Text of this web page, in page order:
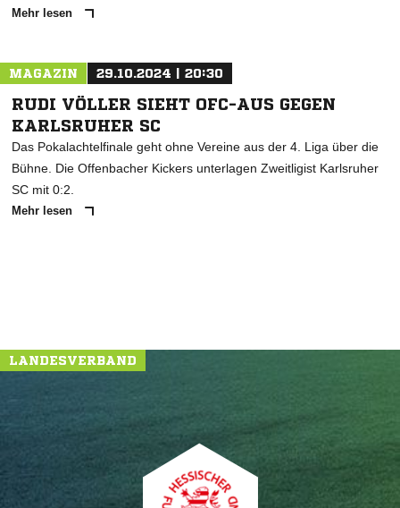
Mehr lesen
MAGAZIN 29.10.2024 | 20:30
RUDI VÖLLER SIEHT OFC-AUS GEGEN
KARLSRUHER SC
Das Pokalachtelfinale geht ohne Vereine aus der 4. Liga über die
Bühne. Die Offenbacher Kickers unterlagen Zweitligist Karlsruher
SC mit 0:2.
Mehr lesen
LANDESVERBAND